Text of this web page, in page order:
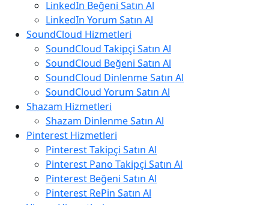
LinkedIn Beğeni Satın Al
LinkedIn Yorum Satın Al
SoundCloud Hizmetleri
SoundCloud Takipçi Satın Al
SoundCloud Beğeni Satın Al
SoundCloud Dinlenme Satın Al
SoundCloud Yorum Satın Al
Shazam Hizmetleri
Shazam Dinlenme Satın Al
Pinterest Hizmetleri
Pinterest Takipçi Satın Al
Pinterest Pano Takipçi Satın Al
Pinterest Beğeni Satın Al
Pinterest RePin Satın Al